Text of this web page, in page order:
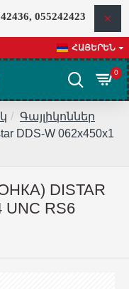
055242423
ՀԱՅԵՐԵՆ
0
Գայլիկոններ
DDS-W 062x450x1
DISTAR
UNC RS6